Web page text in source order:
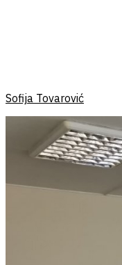
Sofija Tovarović